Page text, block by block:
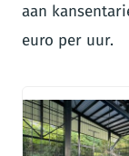
aan
euro per uur.